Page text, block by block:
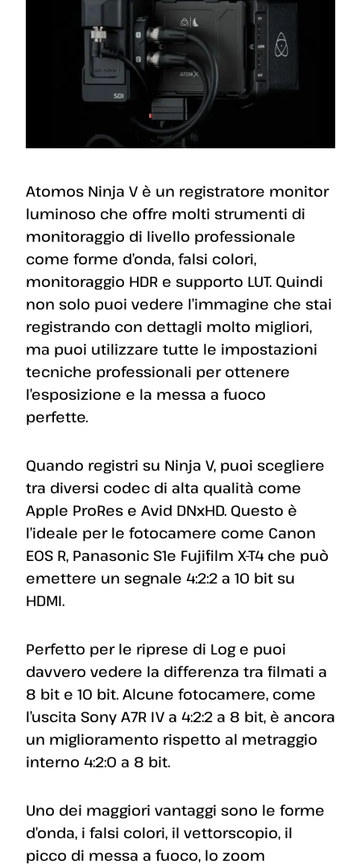
Atomos Ninja V è un registratore monitor
luminoso che offre molti strumenti di
monitoraggio di livello professionale
come forme d’onda, falsi colori,
monitoraggio HDR e supporto LUT. Quindi
non solo puoi vedere l’immagine che stai
registrando con dettagli molto migliori,
ma puoi utilizzare tutte le impostazioni
tecniche professionali per ottenere
l’esposizione e la messa a fuoco
perfette.
Quando registri su Ninja V, puoi scegliere
tra diversi codec di alta qualità come
Apple ProRes e Avid DNxHD. Questo è
l’ideale per le fotocamere come Canon
EOS R, Panasonic S1e Fujifilm X-T4 che può
emettere un segnale 4:2:2 a 10 bit su
HDMI.
Perfetto per le riprese di Log e puoi
davvero vedere la differenza tra filmati a
8 bit e 10 bit. Alcune fotocamere, come
l’uscita Sony A7R IV a 4:2:2 a 8 bit, è ancora
un miglioramento rispetto al metraggio
interno 4:2:0 a 8 bit.
Uno dei maggiori vantaggi sono le forme
d’onda, i falsi colori, il vettorscopio, il
picco di messa a fuoco, lo zoom